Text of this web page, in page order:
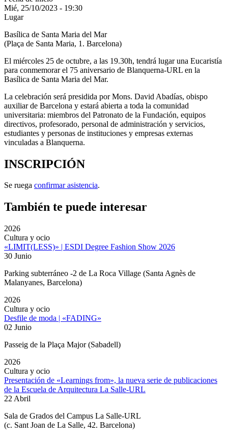
Mié, 25/10/2023 - 19:30
Lugar
Basílica de Santa Maria del Mar
(Plaça de Santa Maria, 1. Barcelona)
El miércoles 25 de octubre, a las 19.30h, tendrá lugar una Eucaristía
para conmemorar el 75 aniversario de Blanquerna-URL en la
Basílica de Santa Maria del Mar.
La celebración será presidida por Mons. David Abadías, obispo
auxiliar de Barcelona y estará abierta a toda la comunidad
universitaria: miembros del Patronato de la Fundación, equipos
directivos, profesorado, personal de administración y servicios,
estudiantes y personas de instituciones y empresas externas
vinculadas a Blanquerna.
INSCRIPCIÓN
Se ruega confirmar asistencia.
También te puede interesar
2026
Cultura y ocio
«LIMIT(LESS)» | ESDI Degree Fashion Show 2026
30 Junio
Parking subterráneo -2 de La Roca Village (Santa Agnès de
Malanyanes, Barcelona)
2026
Cultura y ocio
Desfile de moda | «FADING»
02 Junio
Passeig de la Plaça Major (Sabadell)
2026
Cultura y ocio
Presentación de «Learnings from», la nueva serie de publicaciones
de la Escuela de Arquitectura La Salle-URL
22 Abril
Sala de Grados del Campus La Salle-URL
(c. Sant Joan de La Salle, 42. Barcelona)